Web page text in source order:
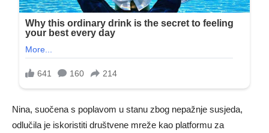
Nina, suočena s poplavom u stanu zbog nepažnje susjeda,
odlučila je iskoristiti društvene mreže kao platformu za